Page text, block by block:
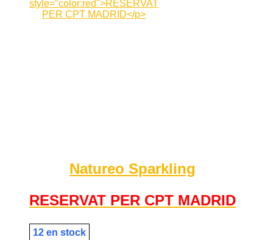
Natureo Sparkling
RESERVAT PER CPT MADRID
12 en stock